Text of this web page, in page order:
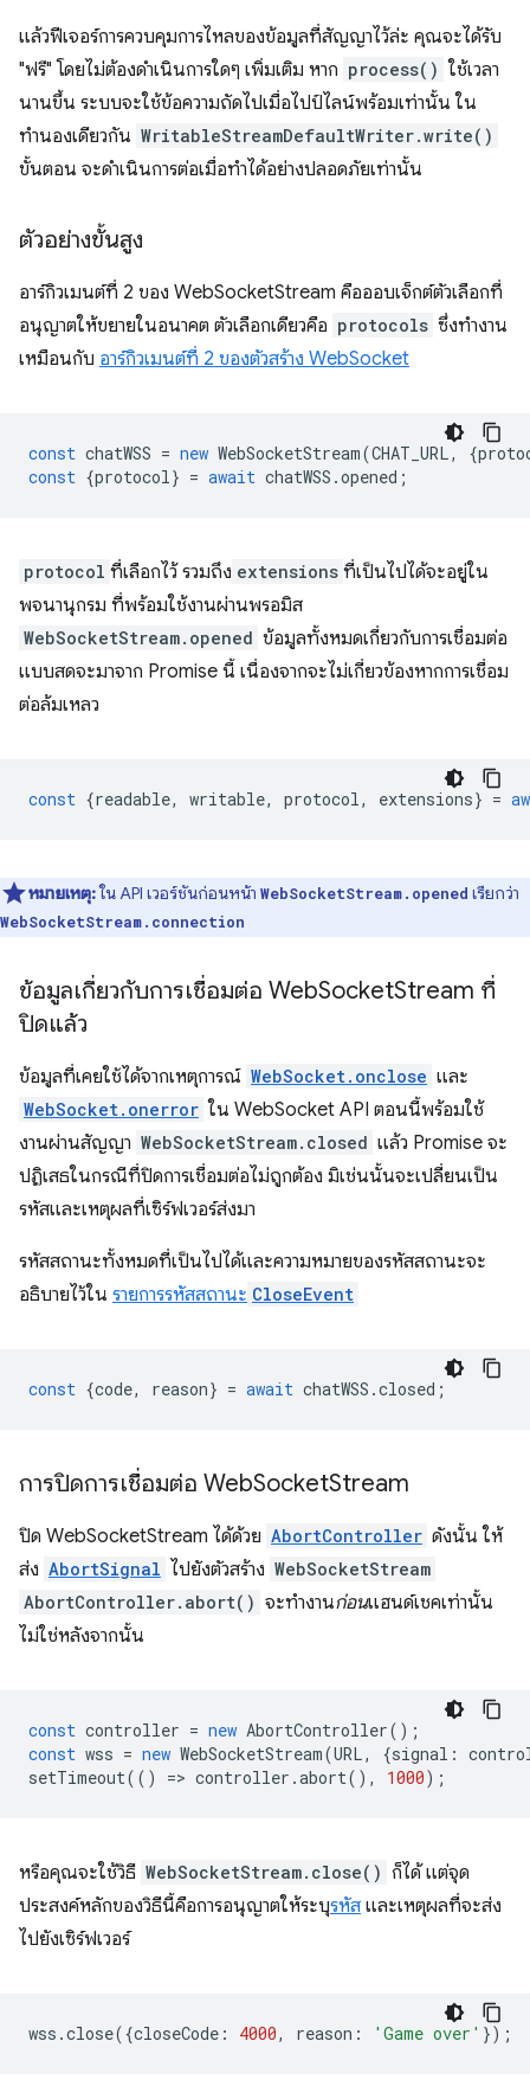
แล้วฟีเจอร์การควบคุมการไหลของข้อมูลที่สัญญาไว้ล่ะ คุณจะได้รับ
"ฟรี" โดยไม่ต้องดำเนินการใดๆ เพิ่มเติม หาก process() ใช้เวลา
นานขึ้น ระบบจะใช้ข้อความถัดไปเมื่อไปป์ไลน์พร้อมเท่านั้น ใน
ทำนองเดียวกัน WritableStreamDefaultWriter.write()
ขั้นตอน จะดำเนินการต่อเมื่อทำได้อย่างปลอดภัยเท่านั้น
ตัวอย่างขั้นสูง
อาร์กิวเมนต์ที่ 2 ของ WebSocketStream คือออบเจ็กต์ตัวเลือกที่
อนุญาตให้ขยายในอนาคต ตัวเลือกเดียวคือ protocols ซึ่งทำงาน
เหมือนกับ อาร์กิวเมนต์ที่ 2 ของตัวสร้าง WebSocket
const chatWSS = new WebSocketStream(CHAT_URL, {
const {protocol} = await chatWSS .opened ;
protocol ที่เลือกไว้ รวมถึง extensions ที่เป็นไปได้จะอยู่ใน
พจนานุกรม ที่พร้อมใช้งานผ่านพรอมิส
WebSocketStream.opened ข้อมูลทั้งหมดเกี่ยวกับการเชื่อมต่อ
แบบสดจะมาจาก Promise นี้ เนื่องจากจะไม่เกี่ยวข้องหากการเชื่อม
ต่อล้มเหลว
const {readable, writable, protocol, extensions} =
หมายเหตุ:ใน API เวอร์ชันก่อนหน้า WebSocketStream.opened เรียกว่า
WebSocketStream.connection
ข้อมูลเกี่ยวกับการเชื่อมต่อ WebSocketStream ที่
ปิดแล้ว
ข้อมูลที่เคยใช้ได้จากเหตุการณ์ WebSocket.onclose และ
WebSocket.onerror ใน WebSocket API ตอนนี้พร้อมใช้
งานผ่านสัญญา WebSocketStream.closed แล้ว Promise จะ
ปฏิเสธในกรณีที่ปิดการเชื่อมต่อไม่ถูกต้อง มิเช่นนั้นจะเปลี่ยนเป็น
รหัสและเหตุผลที่เซิร์ฟเวอร์ส่งมา
รหัสสถานะทั้งหมดที่เป็นไปได้และความหมายของรหัสสถานะจะ
อธิบายไว้ใน รายการรหัสสถานะ CloseEvent
const {code, reason} = await chatWSS .closed ;
การปิดการเชื่อมต่อ WebSocketStream
ปิด WebSocketStream ได้ด้วย AbortController ดังนั้น ให้
ส่ง AbortSignal ไปยังตัวสร้าง WebSocketStream
AbortController.abort() จะทำงานก่อนแฮนด์เชคเท่านั้น
ไม่ใช่หลังจากนั้น
const controller = new AbortController();
const wss = new WebSocketStream(URL, {signal :
setTimeout(() => controller .abort(), 1000);
หรือคุณจะใช้วิธี WebSocketStream.close() ก็ได้ แต่จุด
ประสงค์หลักของวิธีนี้คือการอนุญาตให้ระบุรหัส และเหตุผลที่จะส่ง
ไปยังเซิร์ฟเวอร์
wss .close({closeCode : 4000, reason : 'Game over' });